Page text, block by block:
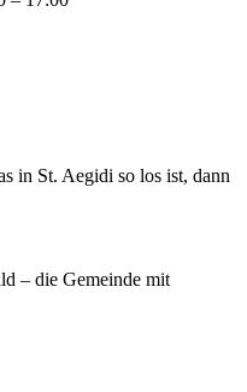
in St. Aegidi so los ist, dann
– die Gemeinde mit